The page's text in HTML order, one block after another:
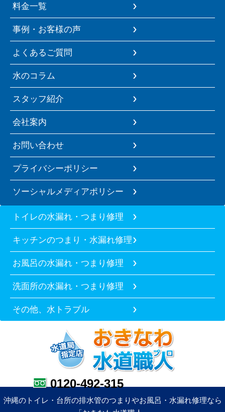
料金一覧
事例・お客様の声
よくあるご質問
水のコラム
スタッフ紹介
会社案内
お問い合わせ
プライバシーポリシー
ソーシャルメディアポリシー
トイレの水漏れ・つまり修理
キッチンのつまり・水漏れ修理
お風呂の水漏れ・つまり修理
洗面所の水漏れ・つまり修理
その他、水トラブル
0120-492-315
沖縄のトイレ・台所の排水管のつまりやお風呂・水漏れ修理なら